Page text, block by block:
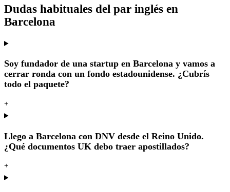
Dudas habituales del par inglés en
Barcelona
Soy fundador de una startup en Barcelona y vamos a
cerrar ronda con un fondo estadounidense. ¿Cubrís
todo el paquete?
+
Llego a Barcelona con DNV desde el Reino Unido.
¿Qué documentos UK debo traer apostillados?
+